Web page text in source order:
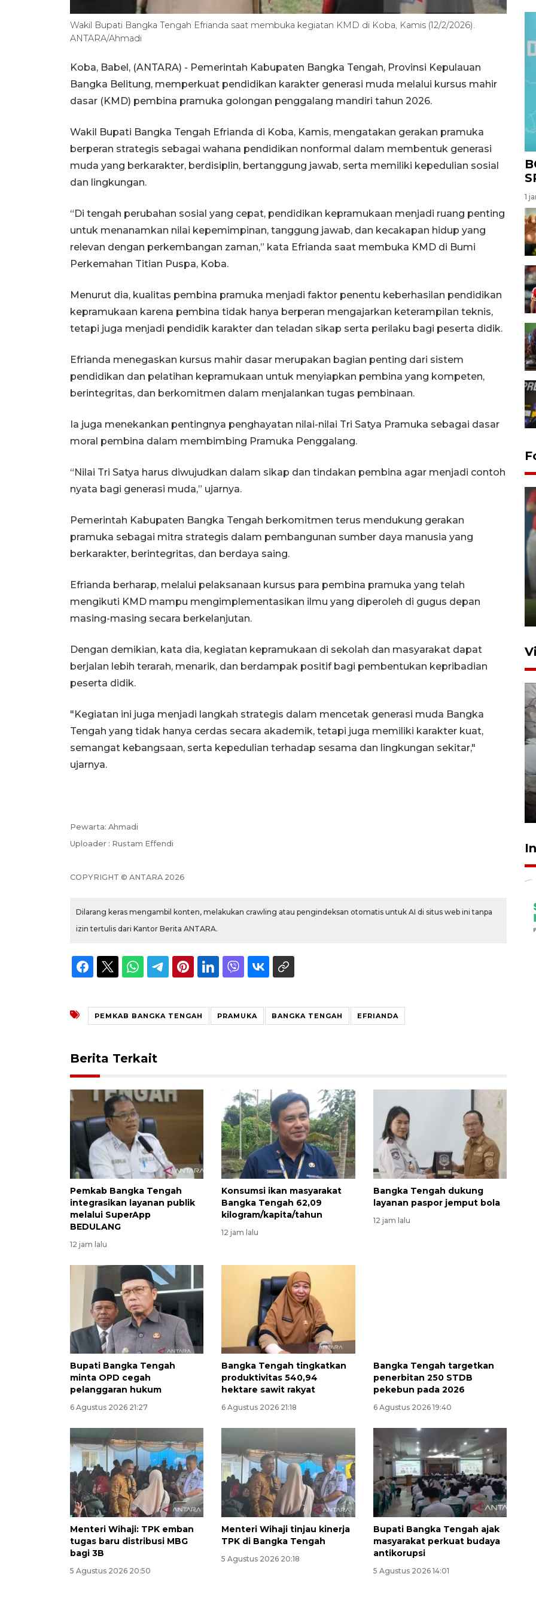
Wakil Bupati Bangka Tengah Efrianda saat membuka kegiatan KMD di Koba, Kamis (12/2/2026).
ANTARA/Ahmadi
Koba, Babel, (ANTARA) - Pemerintah Kabupaten Bangka Tengah, Provinsi Kepulauan
Bangka Belitung, memperkuat pendidikan karakter generasi muda melalui kursus mahir
dasar (KMD) pembina pramuka golongan penggalang mandiri tahun 2026.
Wakil Bupati Bangka Tengah Efrianda di Koba, Kamis, mengatakan gerakan pramuka
berperan strategis sebagai wahana pendidikan nonformal dalam membentuk generasi
muda yang berkarakter, berdisiplin, bertanggung jawab, serta memiliki kepedulian sosial
dan lingkungan.
“Di tengah perubahan sosial yang cepat, pendidikan kepramukaan menjadi ruang penting
untuk menanamkan nilai kepemimpinan, tanggung jawab, dan kecakapan hidup yang
relevan dengan perkembangan zaman,” kata Efrianda saat membuka KMD di Bumi
Perkemahan Titian Puspa, Koba.
Menurut dia, kualitas pembina pramuka menjadi faktor penentu keberhasilan pendidikan
kepramukaan karena pembina tidak hanya berperan mengajarkan keterampilan teknis,
tetapi juga menjadi pendidik karakter dan teladan sikap serta perilaku bagi peserta didik.
Efrianda menegaskan kursus mahir dasar merupakan bagian penting dari sistem
pendidikan dan pelatihan kepramukaan untuk menyiapkan pembina yang kompeten,
berintegritas, dan berkomitmen dalam menjalankan tugas pembinaan.
Ia juga menekankan pentingnya penghayatan nilai-nilai Tri Satya Pramuka sebagai dasar
moral pembina dalam membimbing Pramuka Penggalang.
“Nilai Tri Satya harus diwujudkan dalam sikap dan tindakan pembina agar menjadi contoh
nyata bagi generasi muda,” ujarnya.
Pemerintah Kabupaten Bangka Tengah berkomitmen terus mendukung gerakan
pramuka sebagai mitra strategis dalam pembangunan sumber daya manusia yang
berkarakter, berintegritas, dan berdaya saing.
Efrianda berharap, melalui pelaksanaan kursus para pembina pramuka yang telah
mengikuti KMD mampu mengimplementasikan ilmu yang diperoleh di gugus depan
masing-masing secara berkelanjutan.
Dengan demikian, kata dia, kegiatan kepramukaan di sekolah dan masyarakat dapat
berjalan lebih terarah, menarik, dan berdampak positif bagi pembentukan kepribadian
peserta didik.
"Kegiatan ini juga menjadi langkah strategis dalam mencetak generasi muda Bangka
Tengah yang tidak hanya cerdas secara akademik, tetapi juga memiliki karakter kuat,
semangat kebangsaan, serta kepedulian terhadap sesama dan lingkungan sekitar,"
ujarnya.
Pewarta: Ahmadi
Uploader : Rustam Effendi
COPYRIGHT © ANTARA 2026
Dilarang keras mengambil konten, melakukan crawling atau pengindeksan otomatis untuk AI di situs web ini tanpa
izin tertulis dari Kantor Berita ANTARA.
PEMKAB BANGKA TENGAH PRAMUKA BANGKA TENGAH EFRIANDA
Berita Terkait
Pemkab Bangka Tengah
integrasikan layanan publik
melalui SuperApp
BEDULANG
12 jam lalu
Konsumsi ikan masyarakat
Bangka Tengah 62,09
kilogram/kapita/tahun
12 jam lalu
Bangka Tengah dukung
layanan paspor jemput bola
12 jam lalu
Bupati Bangka Tengah
minta OPD cegah
pelanggaran hukum
6 Agustus 2026 21:27
Bangka Tengah tingkatkan
produktivitas 540,94
hektare sawit rakyat
6 Agustus 2026 21:18
Bangka Tengah targetkan
penerbitan 250 STDB
pekebun pada 2026
6 Agustus 2026 19:40
Menteri Wihaji: TPK emban
tugas baru distribusi MBG
bagi 3B
5 Agustus 2026 20:50
Menteri Wihaji tinjau kinerja
TPK di Bangka Tengah
5 Agustus 2026 20:18
Bupati Bangka Tengah ajak
masyarakat perkuat budaya
antikorupsi
5 Agustus 2026 14:01
1
KemenHAM Babel Jalin Kerja